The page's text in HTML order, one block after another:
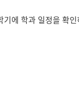
에 학과 일정을 확